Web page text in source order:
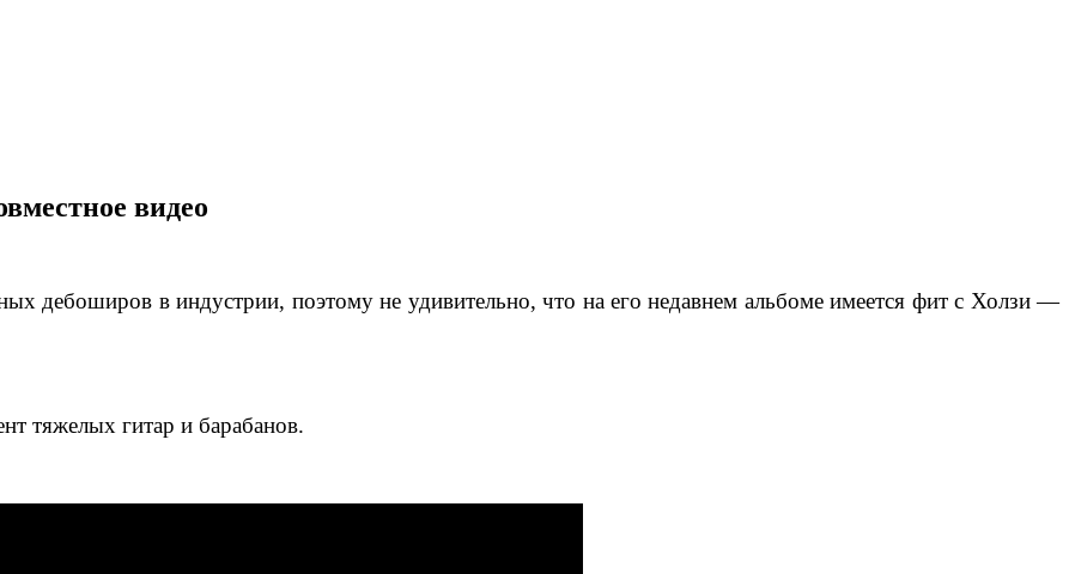
видео
дебоширов в индустрии, поэтому не удивительно, что на его недавнем альбоме имеется фит с Холзи —
тяжелых гитар и барабанов.